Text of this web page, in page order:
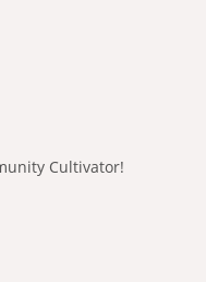
Cultivator!